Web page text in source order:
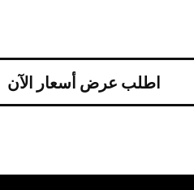
اطلب عرض أسعار الآن